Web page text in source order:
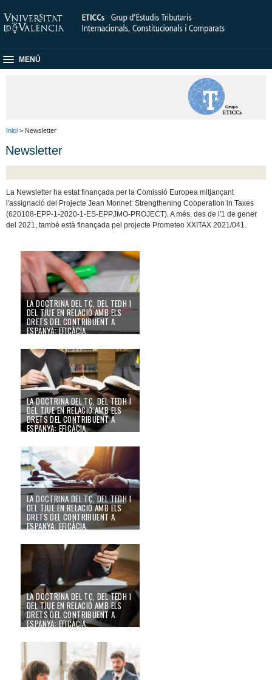
MENÚ
Inici > Newsletter
Newsletter
La Newsletter ha estat finançada per la Comissió Europea mitjançant
l'assignació del Projecte Jean Monnet: Strengthening Cooperation in Taxes
(620108-EPP-1-2020-1-ES-EPPJMO-PROJECT). A més, des de l'1 de gener
del 2021, també està finançada pel projecte Prometeo XXITAX 2021/041.
LA DOCTRINA DEL TC, DEL TEDH I
DEL TJUE EN RELACIÓ AMB ELS
DRETS DEL CONTRIBUENT A
ESPANYA: EFICÀCIA,
(IV)
24/09/22
LA DOCTRINA DEL TC, DEL TEDH I
DEL TJUE EN RELACIÓ AMB ELS
DRETS DEL CONTRIBUENT A
ESPANYA: EFICÀCIA,
(III)
24/09/22
LA DOCTRINA DEL TC, DEL TEDH I
DEL TJUE EN RELACIÓ AMB ELS
DRETS DEL CONTRIBUENT A
ESPANYA: EFICÀCIA,
(II)
24/09/22
LA DOCTRINA DEL TC, DEL TEDH I
DEL TJUE EN RELACIÓ AMB ELS
DRETS DEL CONTRIBUENT A
ESPANYA: EFICÀCIA,
(I)